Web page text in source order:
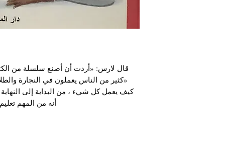
قال لارس: «أردت أن أصنع سلسلة من
«كثير من الناس يعملون في النجارة
كيف يعمل كل شيء ، من البداية إلى
أنه من المهم